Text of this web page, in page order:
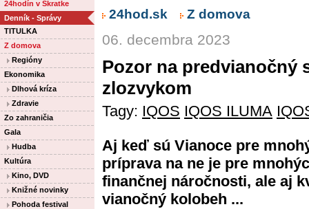
24hodín v Skratke
Denník - Správy
TITULKA
Z domova
Regióny
Ekonomika
Dlhová kríza
Zdravie
Zo zahraničia
Gala
Hudba
Kultúra
Kino, DVD
Knižné novinky
Pohoda festival
24hod.sk Z domova
06. decembra 2023
Pozor na predvianočný
zlozvykom
Tagy: IQOS IQOS ILUMA
Aj keď sú Vianoce pre
príprava na ne je pre
finančnej náročnosti, ale aj
vianočný kolobeh ...